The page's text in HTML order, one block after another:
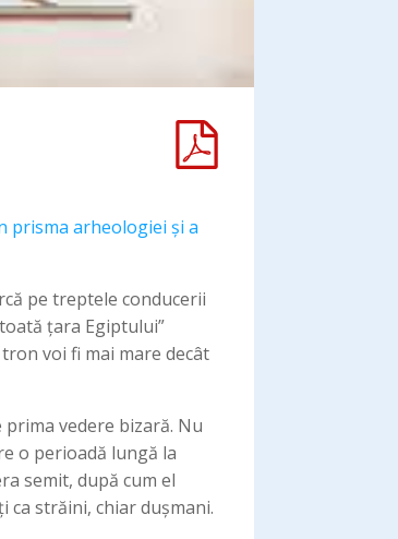
prisma arheologiei și a
pe treptele conducerii
țara Egiptului”
voi fi mai mare decât
vedere bizară. Nu
o perioadă lungă la
semit, după cum el
ca străini, chiar dușmani.